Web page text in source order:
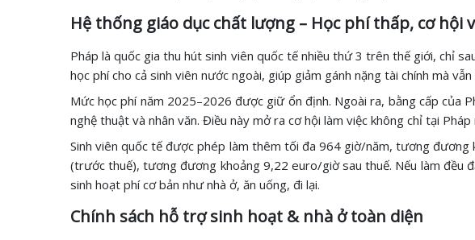
Hệ thống giáo dục chất lượng – Học phí thấp, cơ hội
Pháp là quốc gia thu hút sinh viên quốc tế nhiều thứ 3 trên thế giới, chỉ
học phí cho cả sinh viên nước ngoài, giúp giảm gánh nặng tài chính mà
Mức học phí năm 2025–2026 được giữ ổn định. Ngoài ra, bằng cấp của
nghệ thuật và nhân văn. Điều này mở ra cơ hội làm việc không chỉ tại
Sinh viên quốc tế được phép làm thêm tối đa 964 giờ/năm, tương
(trước thuế), tương đương khoảng 9,22 euro/giờ sau thuế. Nếu làm đều
sinh hoạt phí cơ bản như nhà ở, ăn uống, đi lại.
Chính sách hỗ trợ sinh hoạt & nhà ở toàn diện